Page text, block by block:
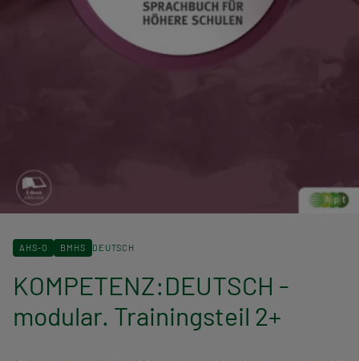
AHS-O BMHS DEUTSCH
KOMPETENZ:DEUTSCH -
modular. Trainingsteil 2+